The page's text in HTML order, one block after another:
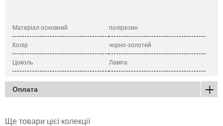
Матеріал основний полірезин
Колір чорно-золотий
Цоколь Лампа
Оплата
Ще товари цієї колекції